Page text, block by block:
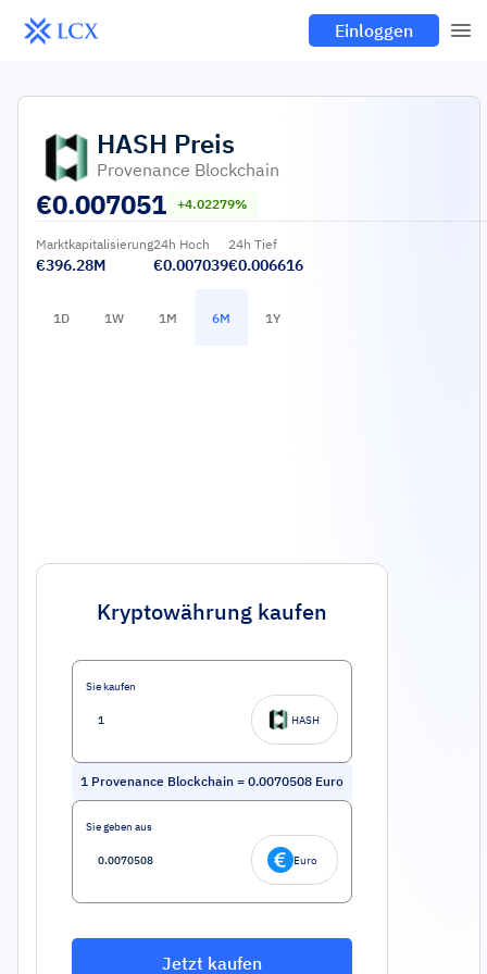
Einloggen
HASH Preis
Provenance Blockchain
€0.007051 +4.02279%
Marktkapitalisierung
€396.28M
24h Hoch
€0.007039
24h Tief
€0.006616
1D 1W 1M 6M 1Y
Kryptowährung kaufen
Sie kaufen
HASH
1 Provenance Blockchain = 0.0070508 Euro
Sie geben aus
Euro
Jetzt kaufen